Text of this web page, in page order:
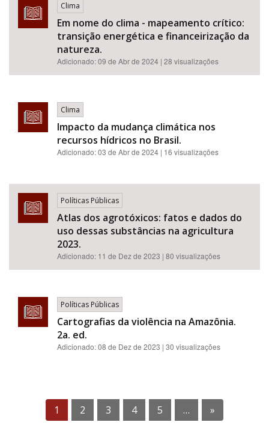
Clima
Em nome do clima - mapeamento crítico:
transição energética e financeirização da
natureza.
Adicionado:09 de Abr de 2024 | 28 visualizações
Clima
Impacto da mudança climática nos
recursos hídricos no Brasil.
Adicionado:03 de Abr de 2024 | 16 visualizações
Políticas Públicas
Atlas dos agrotóxicos: fatos e dados do
uso dessas substâncias na agricultura
2023.
Adicionado: 11 de Dez de 2023 | 80 visualizações
Políticas Públicas
Cartografias da violência na Amazônia.
2a. ed.
Adicionado:08 de Dez de 2023 | 30 visualizações
1 2 3 4 5 … »